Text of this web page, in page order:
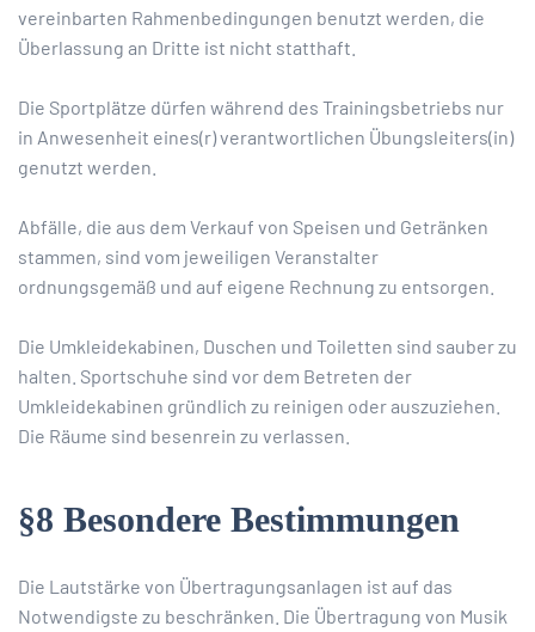
vereinbarten Rahmenbedingungen benutzt werden, die
Überlassung an Dritte ist nicht statthaft.
Die Sportplätze dürfen während des Trainingsbetriebs nur
in Anwesenheit eines(r) verantwortlichen Übungsleiters(in)
genutzt werden.
Abfälle, die aus dem Verkauf von Speisen und Getränken
stammen, sind vom jeweiligen Veranstalter
ordnungsgemäß und auf eigene Rechnung zu entsorgen.
Die Umkleidekabinen, Duschen und Toiletten sind sauber zu
halten. Sportschuhe sind vor dem Betreten der
Umkleidekabinen gründlich zu reinigen oder auszuziehen.
Die Räume sind besenrein zu verlassen.
§8 Besondere Bestimmungen
Die Lautstärke von Übertragungsanlagen ist auf das
Notwendigste zu beschränken. Die Übertragung von Musik